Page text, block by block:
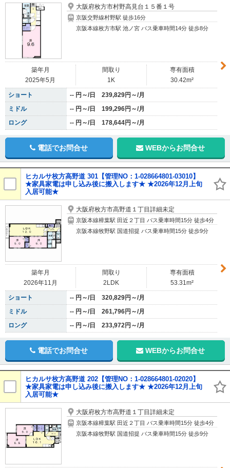
大阪府枚方市村野高見台１５番１号
京阪交野線村野駅 徒歩16分
京阪本線枚方市駅 池ノ宮 バス乗車時間14分 徒歩8分
築年月
2025年5月
間取り
1K
専有面積
30.42m²
ショート
-- 円～/日 239,829円～/月
ミドル
-- 円～/日 199,296円～/月
ロング
-- 円～/日 178,644円～/月
電話でお問合せ WEBからお問合せ
ヒカルサ枚方高野道 301【管理NO：1-028664801-03010】
★家具家電は申し込み後に搬入します★ ★2026年12月上旬
入居可能★
大阪府枚方市高野道１丁目詳細未定
京阪本線樟葉駅 田近２丁目 バス乗車時間15分 徒歩4分
京阪本線牧野駅 国道招提 バス乗車時間15分 徒歩9分
築年月
2026年11月
間取り
2LDK
専有面積
53.31m²
ショート
-- 円～/日 320,829円～/月
ミドル
-- 円～/日 261,796円～/月
ロング
-- 円～/日 233,972円～/月
電話でお問合せ WEBからお問合せ
ヒカルサ枚方高野道 202【管理NO：1-028664801-02020】
★家具家電は申し込み後に搬入します★ ★2026年12月上旬
入居可能★
大阪府枚方市高野道１丁目詳細未定
京阪本線樟葉駅 田近２丁目 バス乗車時間15分 徒歩4分
京阪本線牧野駅 国道招提 バス乗車時間15分 徒歩9分